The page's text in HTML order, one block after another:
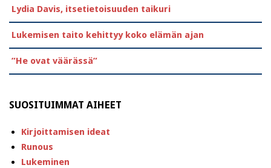
Lydia Davis, itsetietoisuuden taikuri
Lukemisen taito kehittyy koko elämän ajan
”He ovat väärässä”
SUOSITUIMMAT AIHEET
Kirjoittamisen ideat
Runous
Lukeminen